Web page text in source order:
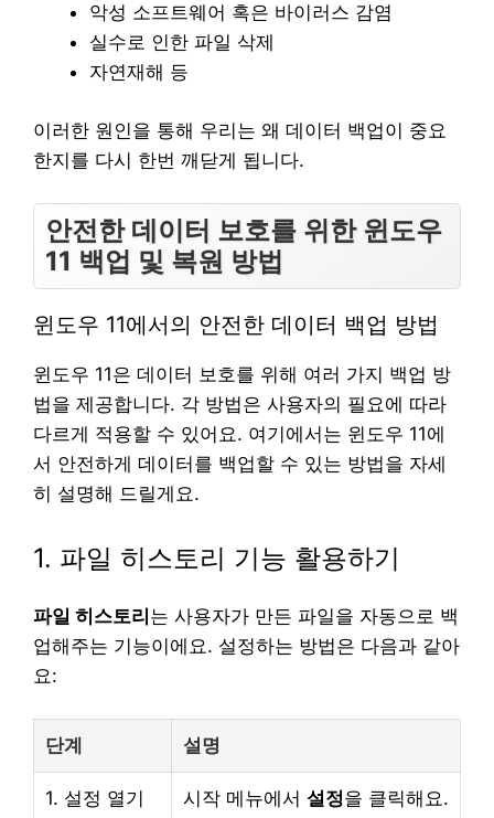
악성 소프트웨어 혹은 바이러스 감염
실수로 인한 파일 삭제
자연재해 등
이러한 원인을 통해 우리는 왜 데이터 백업이 중요
한지를 다시 한번 깨닫게 됩니다.
안전한 데이터 보호를 위한 윈도우
11 백업 및 복원 방법
윈도우 11에서의 안전한 데이터 백업 방법
윈도우 11은 데이터 보호를 위해 여러 가지 백업 방
법을 제공합니다. 각 방법은 사용자의 필요에 따라
다르게 적용할 수 있어요. 여기에서는 윈도우 11에
서 안전하게 데이터를 백업할 수 있는 방법을 자세
히 설명해 드릴게요.
1. 파일 히스토리 기능 활용하기
파일 히스토리는 사용자가 만든 파일을 자동으로 백
업해주는 기능이에요. 설정하는 방법은 다음과 같아
요:
단계 설명
1. 설정 열기 시작 메뉴에서 설정을 클릭해요.